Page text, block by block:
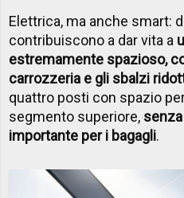
Elettrica, ma anche smart:
contribuiscono a dar vita a
estremamente spazioso,
carrozzeria e gli sbalzi
quattro posti con spazio
segmento superiore,
importante per i bagagli.